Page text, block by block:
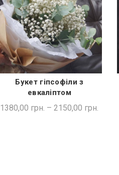
ШВИДКА ПОКУПКА
Букет гіпсофіли з
евкаліптом
1380,00 грн. – 2150,00 грн.